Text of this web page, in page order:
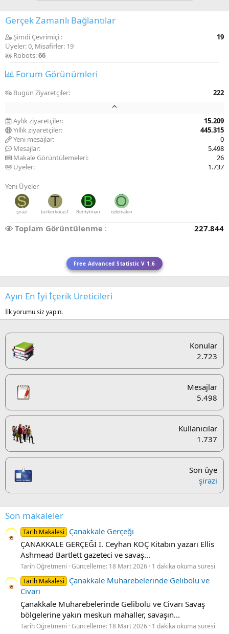
Gerçek Zamanlı Bağlantılar
Şimdi Çevrimiçi
19
Üyeler: 0, Misafirler: 19
Robots:66
Forum Görünümleri
Bugün Ziyaretçiler 222
Aylık ziyaretçiler
15.209
Yıllık ziyaretçiler
445.315
Yeni mesajlar
0
Mesajlar
5.498
Makale Görüntülemeleri
26
Üyeler
1.737
Yeni Üyeler
Ş
şirazi
T
turkerkocas1
B
Bentytman
Ö
özlemakın
Toplam Görüntülenme 227.844
Free Advanced Statistic V 1.6
Ayın En İyi İçerik Üreticileri
İlk yorumu siz yapın.
Konular
2.723
Mesajlar
5.498
Kullanıcılar
1.737
Son üye
şirazi
Son makaleler
Tarih Makalesi
Çanakkale Gerçeği
ÇANAKKALE GERÇEĞİ İ. Ceyhan KOÇ Kitabın yazarı Ellis
Ashmead Bartlett gazeteci ve savaş...
Tarih Öğretmeni Güncelleme: 18 Mart 2026 1 dakika okuma süresi
Tarih Makalesi
Çanakkale Muharebelerinde Gelibolu ve
Civarı
Çanakkale Muharebelerinde Gelibolu ve Civarı Savaş
bölgelerine yakın meskun mahaller, savaşın...
Tarih Öğretmeni Güncelleme: 18 Mart 2026 1 dakika okuma süresi